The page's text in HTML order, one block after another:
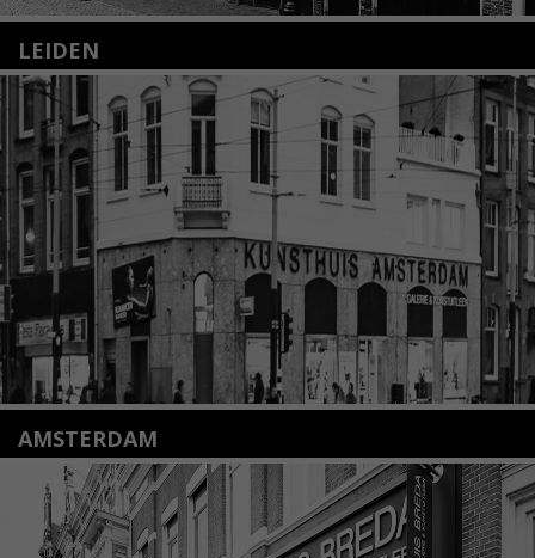
LEIDEN
Nieuwstraat 35
2312 KA Leiden
+31(0)71 – 52 84 480
info@kunsthuisleiden.nl
Lees meer
AMSTERDAM
Amstelveenseweg 135
1075 VX Amsterdam
+31 (0)20 2332546
info@kunsthuisamsterdam.nl